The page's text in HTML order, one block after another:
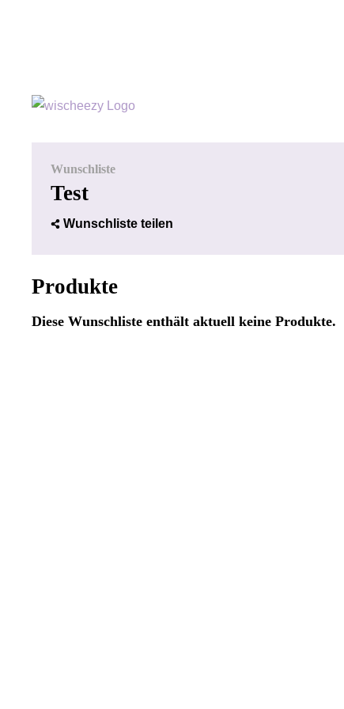
Wunschliste
Test
Wunschliste teilen
Produkte
Diese Wunschliste enthält aktuell keine Produkte.